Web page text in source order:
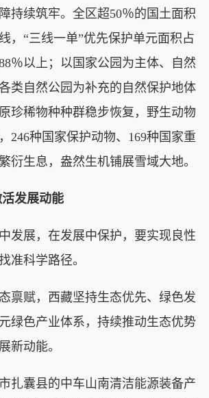
续筑牢。全区超50％的国土面积
，“三线一单”优先保护单元面积占
％以上；以国家公园为主体、自然
类自然公园为补充的自然保护地体
珍稀物种种群稳步恢复，野生动物
246种国家保护动物、169种国家重
衍生息，盎然生机铺展雪域大地。
发展动能
展，在发展中保护，要实现良性
准科学路径。
赋，西藏坚持生态优先、绿色发
绿色产业体系，持续推动生态优势
新动能。
囊县的中车山南清洁能源装备产